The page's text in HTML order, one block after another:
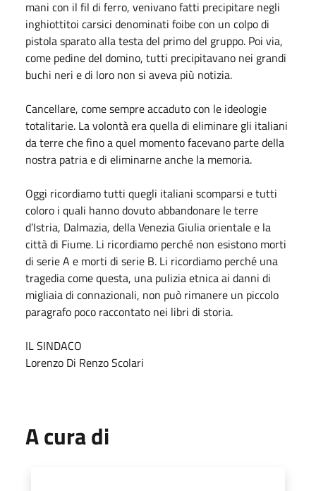
mani con il fil di ferro, venivano fatti precipitare negli
inghiottitoi carsici denominati foibe con un colpo di
pistola sparato alla testa del primo del gruppo. Poi via,
come pedine del domino, tutti precipitavano nei grandi
buchi neri e di loro non si aveva più notizia.
Cancellare, come sempre accaduto con le ideologie
totalitarie. La volontà era quella di eliminare gli italiani
da terre che fino a quel momento facevano parte della
nostra patria e di eliminarne anche la memoria.
Oggi ricordiamo tutti quegli italiani scomparsi e tutti
coloro i quali hanno dovuto abbandonare le terre
d’Istria, Dalmazia, della Venezia Giulia orientale e la
città di Fiume. Li ricordiamo perché non esistono morti
di serie A e morti di serie B. Li ricordiamo perché una
tragedia come questa, una pulizia etnica ai danni di
migliaia di connazionali, non può rimanere un piccolo
paragrafo poco raccontato nei libri di storia.
IL SINDACO
Lorenzo Di Renzo Scolari
A cura di